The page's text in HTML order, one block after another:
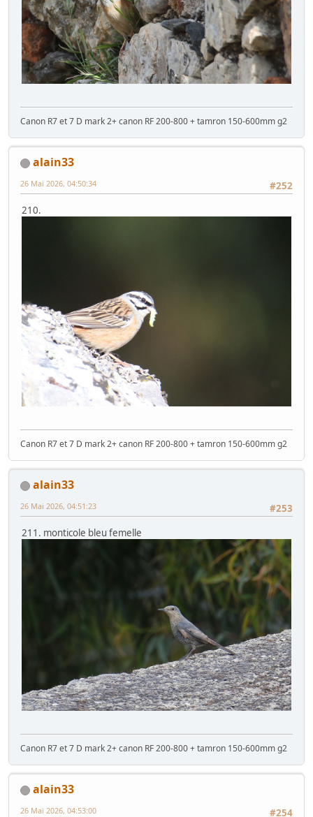
Canon R7 et 7 D mark 2+ canon RF 200-800 + tamron 150-600mm g2
alain33
#252
26 Mai 2026, 04:50:34
210.
Canon R7 et 7 D mark 2+ canon RF 200-800 + tamron 150-600mm g2
alain33
#253
26 Mai 2026, 04:51:23
211. monticole bleu femelle
Canon R7 et 7 D mark 2+ canon RF 200-800 + tamron 150-600mm g2
alain33
#254
26 Mai 2026, 04:53:00